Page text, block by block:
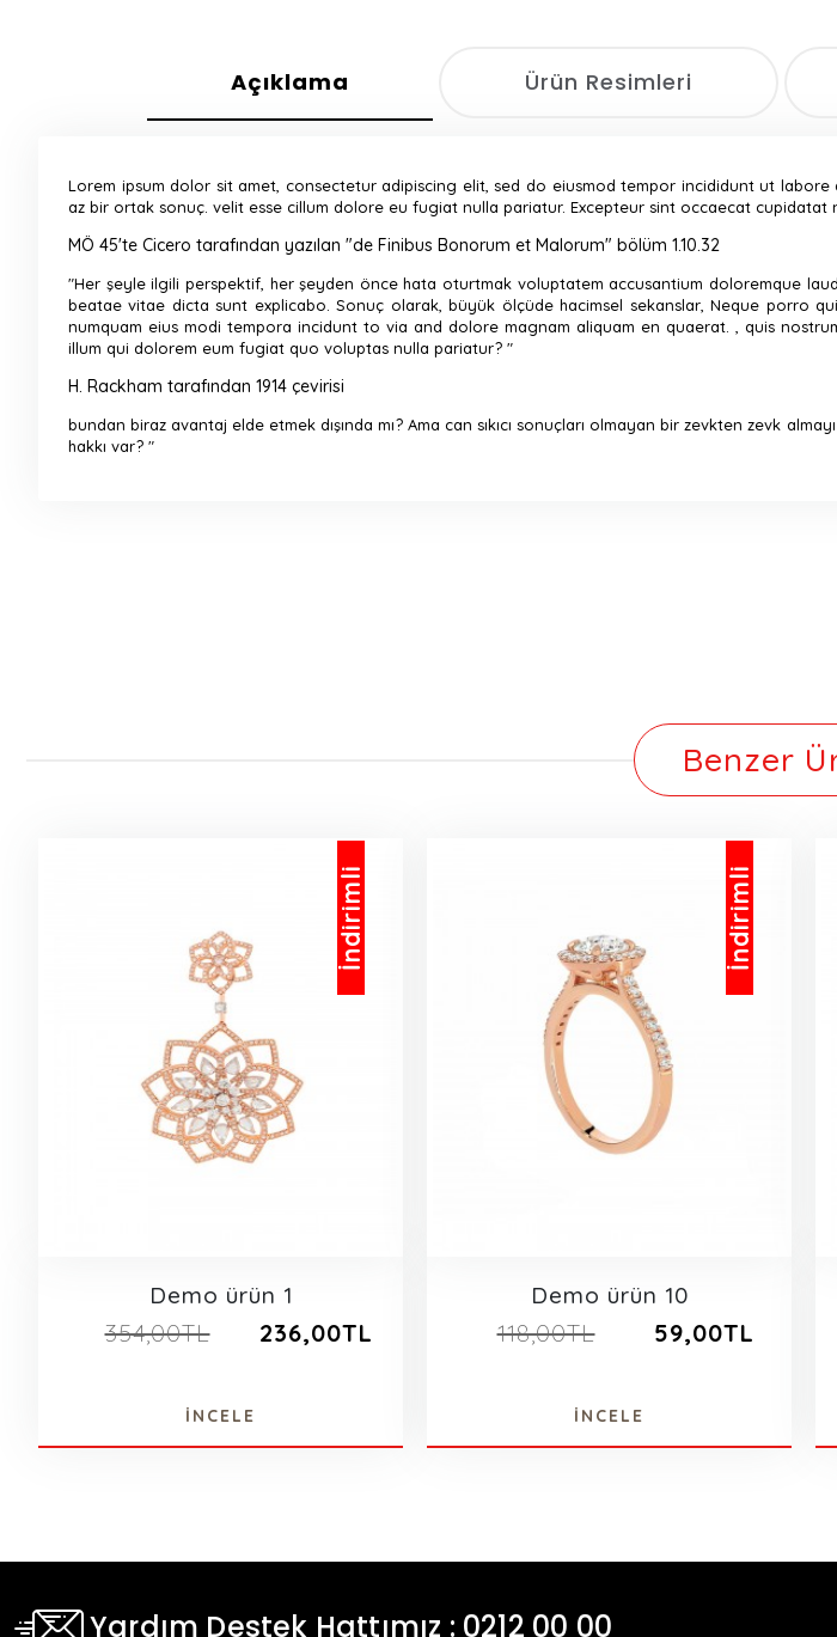
Açıklama Ürün Resimleri
Lorem ipsum dolor sit amet, consectetur adipiscing elit, sed do eiusmod tempor incididunt ut
az bir ortak sonuç. velit esse cillum dolore eu fugiat nulla pariatur. Excepteur sint occaecat
MÖ 45'te Cicero tarafından yazılan "de Finibus Bonorum et Malorum" bölüm 1.10.32
"Her şeyle ilgili perspektif, her şeyden önce hata oturtmak voluptatem accusantium doloremque
beatae vitae dicta sunt explicabo. Sonuç olarak, büyük ölçüde hacimsel sekanslar, Neque porro
numquam eius modi tempora incidunt to via and dolore magnam aliquam en quaerat. , quis
illum qui dolorem eum fugiat quo voluptas nulla pariatur? "
H. Rackham tarafından 1914 çevirisi
bundan biraz avantaj elde etmek dışında mı?Ama can sıkıcı sonuçları olmayan bir zevkten zevk
hakkı var? "
Benzer
İndirimli
Demo ürün 1
354,00TL 236,00TL
İNCELE
İndirimli
Demo ürün 10
118,00TL 59,00TL
İNCELE
Yardım Destek Hattımız : 0212 00 00